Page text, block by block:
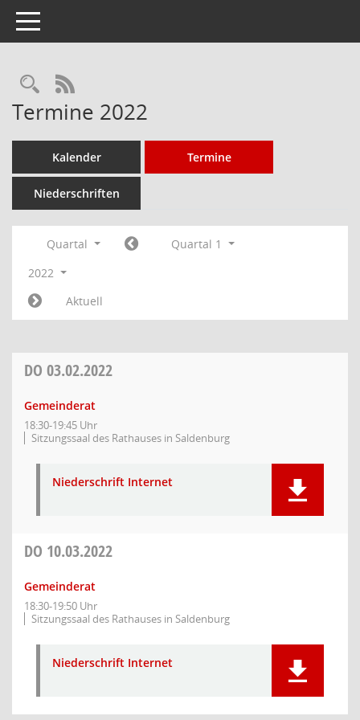
Toggle navigation
Rechercheauswahl
RSS-Feed
Termine 2022
Kalender Termine
Niederschriften
Quartal
Quartal 1
2022
Aktuell
DO 03.02.2022
Gemeinderat
18:30-19:45 Uhr
Sitzungssaal des Rathauses in Saldenburg
Niederschrift Internet
DO 10.03.2022
Gemeinderat
18:30-19:50 Uhr
Sitzungssaal des Rathauses in Saldenburg
Niederschrift Internet